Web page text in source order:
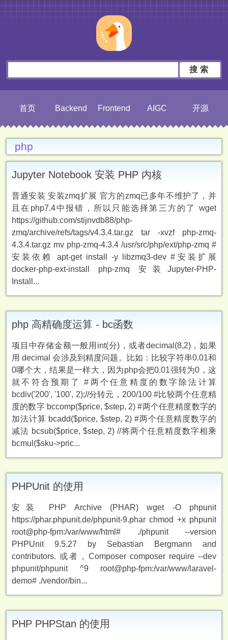
搜索
首页 Backend Frontend AIGC 开源
php
Jupyter Notebook 安装 PHP 内核
普通安装 安装zmq扩展 官方的zmq已多年不维护了，并
且在php7.4中报错，所以只能选择第三方的了 wget
https://github.com/stijnvdb88/php-
zmq/archive/refs/tags/v4.3.4.tar.gz tar -xvzf php-zmq-
4.3.4.tar.gz mv php-zmq-4.3.4 /usr/src/php/ext/php-zmq #
安装依赖 apt-get install -y libzmq3-dev #安装扩展
docker-php-ext-install php-zmq 安装Jupyter-PHP-
Install...
php 高精确度运算 - bc函数
项目中存储金额一般用int(分)，或者decimal(8,2)，如果
用 decimal 会涉及到精度问题。比如：比较字符串0.01和
0哪个大，结果是一样大，因为php会把0.01强转为0，这
就不符合预期了 #两个任意精度的数字除法计算
bcdiv('200', '100', 2);//分转元，200/100 #比较两个任意精
度的数字 bccomp($price, $step, 2) #两个任意精度数字的
加法计算 bcadd($price, $step, 2) #两个任意精度数字的
减法 bcsub($price, $step, 2) //将两个任意精度数字相乘
bcmul($sku->pric...
PHPUnit 的使用
安装 PHP Archive (PHAR) wget -O phpunit
https://phar.phpunit.de/phpunit-9.phar chmod +x phpunit
root@php-fpm:/var/www/html# ./phpunit --version
PHPUnit 9.5.27 by Sebastian Bergmann and
contributors. 或者，Composer composer require --dev
phpunit/phpunit ^9 root@php-fpm:/var/www/laravel-
demo# ./vendor/bin...
PHP PHPStan 的使用